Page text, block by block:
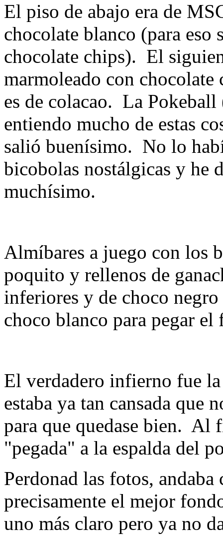
El piso de abajo era de
chocolate blanco (para eso
chocolate chips). El
marmoleado con
es de colacao. La
entiendo mucho de estas
salió buenísimo. No lo
bicobolas nostálgicas y he
muchísimo.
Almíbares a juego con los
poquito y rellenos de
inferiores y de choco
choco blanco para pegar
El verdadero infierno fue
estaba ya tan cansada que
para que quedase bien. Al
"pegada" a la espalda del
Perdonad las fotos,
precisamente el mejor
uno más claro pero ya no